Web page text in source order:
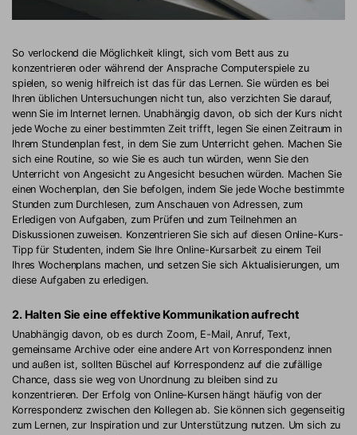
So verlockend die Möglichkeit klingt, sich vom Bett aus zu
konzentrieren oder während der Ansprache Computerspiele zu
spielen, so wenig hilfreich ist das für das Lernen. Sie würden es bei
Ihren üblichen Untersuchungen nicht tun, also verzichten Sie darauf,
wenn Sie im Internet lernen. Unabhängig davon, ob sich der Kurs nicht
jede Woche zu einer bestimmten Zeit trifft, legen Sie einen Zeitraum in
Ihrem Stundenplan fest, in dem Sie zum Unterricht gehen. Machen Sie
sich eine Routine, so wie Sie es auch tun würden, wenn Sie den
Unterricht von Angesicht zu Angesicht besuchen würden. Machen Sie
einen Wochenplan, den Sie befolgen, indem Sie jede Woche bestimmte
Stunden zum Durchlesen, zum Anschauen von Adressen, zum
Erledigen von Aufgaben, zum Prüfen und zum Teilnehmen an
Diskussionen zuweisen. Konzentrieren Sie sich auf diesen Online-Kurs-
Tipp für Studenten, indem Sie Ihre Online-Kursarbeit zu einem Teil
Ihres Wochenplans machen, und setzen Sie sich Aktualisierungen, um
diese Aufgaben zu erledigen.
2. Halten Sie eine effektive Kommunikation aufrecht
Unabhängig davon, ob es durch Zoom, E-Mail, Anruf, Text,
gemeinsame Archive oder eine andere Art von Korrespondenz innen
und außen ist, sollten Büschel auf Korrespondenz auf die zufällige
Chance, dass sie weg von Unordnung zu bleiben sind zu
konzentrieren. Der Erfolg von Online-Kursen hängt häufig von der
Korrespondenz zwischen den Kollegen ab. Sie können sich gegenseitig
zum Lernen, zur Inspiration und zur Unterstützung nutzen. Um sich zu